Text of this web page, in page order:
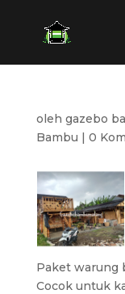
oleh gazebo
Bambu | 0
Paket warung
Cocok untuk